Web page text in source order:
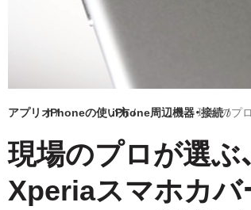
アプリオiPhoneの使い方iPhone周辺機器・接続
現場のプロが選ぶ
Xperiaスマホカバ